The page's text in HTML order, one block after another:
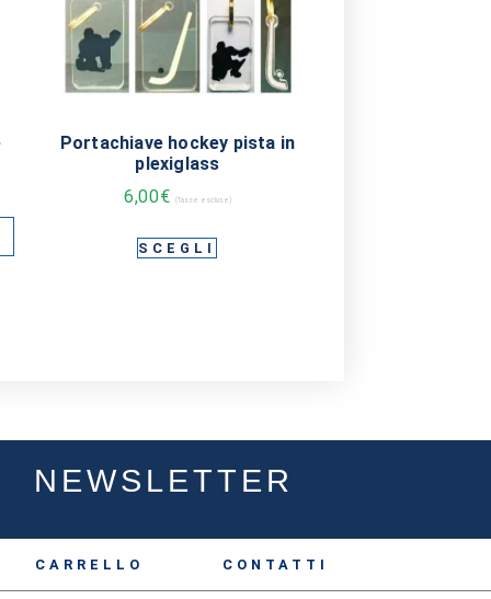
Portachiave hockey pista in
plexiglass
6,00€ (Tasse escluse)
SCEGLI
NEWSLETTER
CARRELLO CONTATTI